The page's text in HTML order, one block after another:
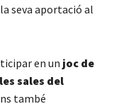
seva aportació al
en un joc de
sales del
també